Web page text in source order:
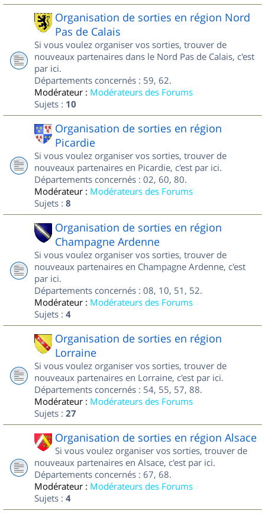
Organisation de sorties en région Nord
Pas de Calais
Si vous voulez organiser vos sorties, trouver de
nouveaux partenaires dans le Nord Pas de Calais, c'est
par ici.
Départements concernés : 59, 62.
Modérateur : Modérateurs des Forums
Sujets : 10
Organisation de sorties en région
Picardie
Si vous voulez organiser vos sorties, trouver de
nouveaux partenaires en Picardie, c'est par ici.
Départements concernés : 02, 60, 80.
Modérateur : Modérateurs des Forums
Sujets : 8
Organisation de sorties en région
Champagne Ardenne
Si vous voulez organiser vos sorties, trouver de
nouveaux partenaires en Champagne Ardenne, c'est
par ici.
Départements concernés : 08, 10, 51, 52.
Modérateur : Modérateurs des Forums
Sujets : 4
Organisation de sorties en région
Lorraine
Si vous voulez organiser vos sorties, trouver de
nouveaux partenaires en Lorraine, c'est par ici.
Départements concernés : 54, 55, 57, 88.
Modérateur : Modérateurs des Forums
Sujets : 27
Organisation de sorties en région Alsace
Si vous voulez organiser vos sorties, trouver de
nouveaux partenaires en Alsace, c'est par ici.
Départements concernés : 67, 68.
Modérateur : Modérateurs des Forums
Sujets : 4